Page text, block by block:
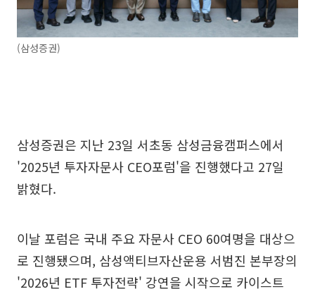
(삼성증권)
삼성증권은 지난 23일 서초동 삼성금융캠퍼스에서
'2025년 투자자문사 CEO포럼'을 진행했다고 27일
밝혔다.
이날 포럼은 국내 주요 자문사 CEO 60여명을 대상으
로 진행됐으며, 삼성액티브자산운용 서범진 본부장의
'2026년 ETF 투자전략' 강연을 시작으로 카이스트